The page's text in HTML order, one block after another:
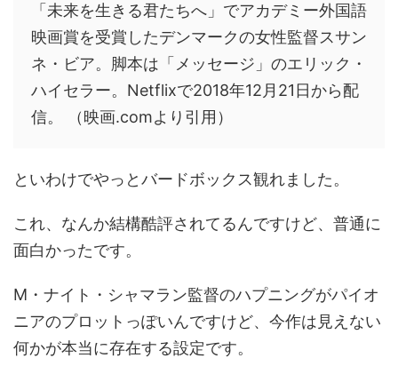
「未来を生きる君たちへ」でアカデミー外国語
映画賞を受賞したデンマークの女性監督スサン
ネ・ビア。脚本は「メッセージ」のエリック・
ハイセラー。Netflixで2018年12月21日から配
信。 （映画.comより引用）
といわけでやっとバードボックス観れました。
これ、なんか結構酷評されてるんですけど、普通に
面白かったです。
M・ナイト・シャマラン監督のハプニングがパイオ
ニアのプロットっぽいんですけど、今作は見えない
何かが本当に存在する設定です。